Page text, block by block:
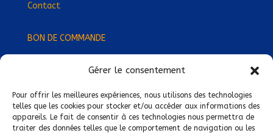
Gérer le consentement
Pour offrir les meilleures expériences, nous utilisons des technologies
telles que les cookies pour stocker et/ou accéder aux informations des
appareils. Le fait de consentir à ces technologies nous permettra de
traiter des données telles que le comportement de navigation ou les
Contact
BON DE COMMANDE
Devenez Délégué·e Régional·e !
Trouvez-nous près de chez vous !
Mentions légales